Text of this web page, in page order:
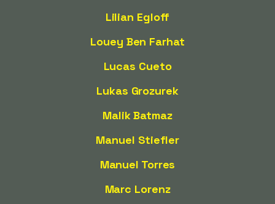
Lilian Egloff
Louey Ben Farhat
Lucas Cueto
Lukas Grozurek
Malik Batmaz
Manuel Stiefler
Manuel Torres
Marc Lorenz